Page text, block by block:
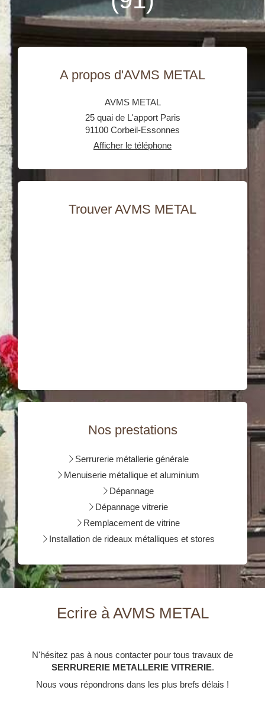
A propos d'AVMS METAL
AVMS METAL
25 quai de L'apport Paris
91100 Corbeil-Essonnes
Afficher le téléphone
Trouver AVMS METAL
Nos prestations
Serrurerie métallerie générale
Menuiserie métallique et aluminium
Dépannage
Dépannage vitrerie
Remplacement de vitrine
Installation de rideaux métalliques et stores
Ecrire à AVMS METAL
N'hésitez pas à nous contacter pour tous travaux de
SERRURERIE METALLERIE VITRERIE.
Nous vous répondrons dans les plus brefs délais !